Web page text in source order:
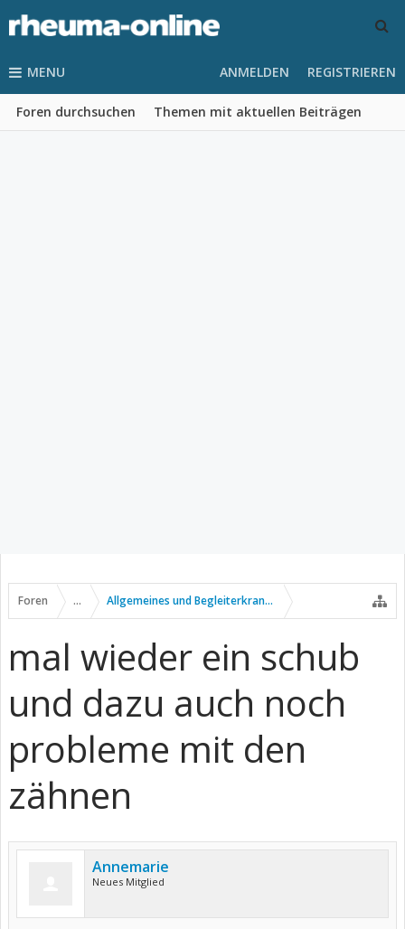
MENU
Foren durchsuchen Themen mit aktuellen Beiträgen
ANMELDEN REGISTRIEREN
Foren ... Allgemeines und Begleiterkrankungen
mal wieder ein schub
und dazu auch noch
probleme mit den
zähnen
Annemarie
Neues Mitglied